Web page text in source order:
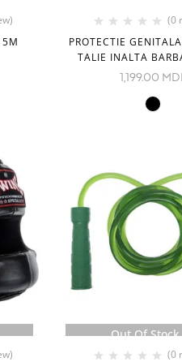
5M
(0
PROTECTIE
TALIE INALTA
1,199.00
Out Of Stock
(0